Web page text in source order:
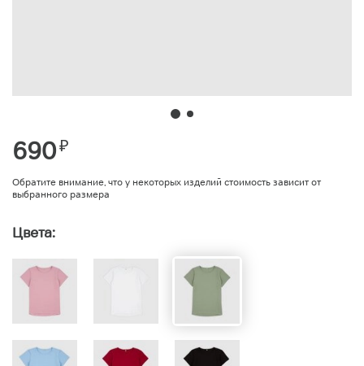
690₽
Обратите внимание, что у некоторых изделий стоимость зависит от
выбранного размера
Цвета: